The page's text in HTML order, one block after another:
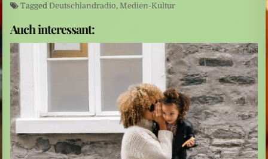
Tagged Deutschlandradio, Medien-Kultur
Auch interessant: